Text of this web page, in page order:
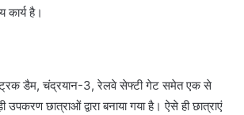
कार्य है।
डैम, चंद्रयान-3, रेलवे सेफ्टी गेट समेत एक से
छात्राओं द्वारा बनाया गया है। ऐसे ही छात्राएं